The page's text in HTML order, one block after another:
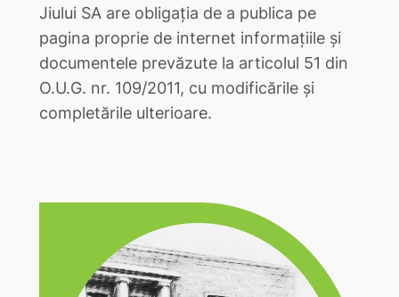
Jiului SA are obligația de a publica pe
pagina proprie de internet informațiile și
documentele prevăzute la articolul 51 din
O.U.G. nr. 109/2011, cu modificările și
completările ulterioare.